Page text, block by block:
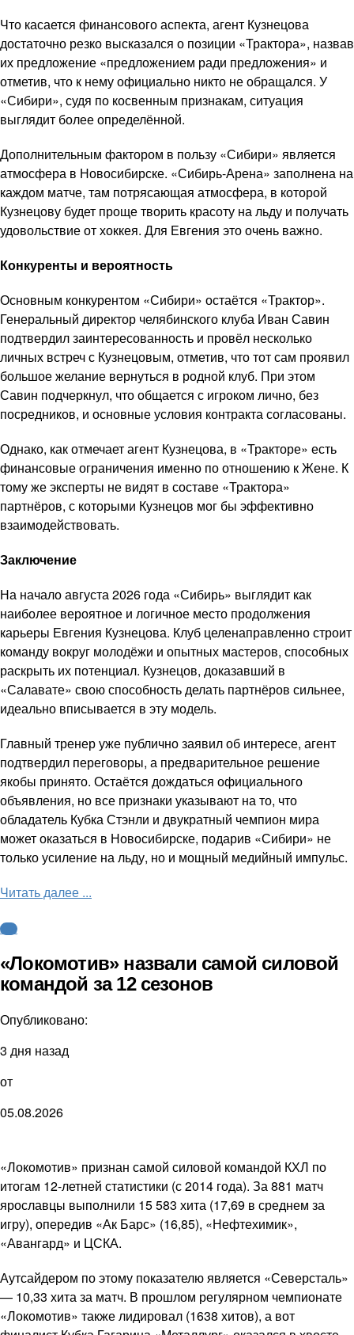
Что касается финансового аспекта, агент Кузнецова
достаточно резко высказался о позиции «Трактора», назвав
их предложение «предложением ради предложения» и
отметив, что к нему официально никто не обращался. У
«Сибири», судя по косвенным признакам, ситуация
выглядит более определённой.
Дополнительным фактором в пользу «Сибири» является
атмосфера в Новосибирске. «Сибирь-Арена» заполнена на
каждом матче, там потрясающая атмосфера, в которой
Кузнецову будет проще творить красоту на льду и получать
удовольствие от хоккея. Для Евгения это очень важно.
Конкуренты и вероятность
Основным конкурентом «Сибири» остаётся «Трактор».
Генеральный директор челябинского клуба Иван Савин
подтвердил заинтересованность и провёл несколько
личных встреч с Кузнецовым, отметив, что тот сам проявил
большое желание вернуться в родной клуб. При этом
Савин подчеркнул, что общается с игроком лично, без
посредников, и основные условия контракта согласованы.
Однако, как отмечает агент Кузнецова, в «Тракторе» есть
финансовые ограничения именно по отношению к Жене. К
тому же эксперты не видят в составе «Трактора»
партнёров, с которыми Кузнецов мог бы эффективно
взаимодействовать.
Заключение
На начало августа 2026 года «Сибирь» выглядит как
наиболее вероятное и логичное место продолжения
карьеры Евгения Кузнецова. Клуб целенаправленно строит
команду вокруг молодёжи и опытных мастеров, способных
раскрыть их потенциал. Кузнецов, доказавший в
«Салавате» свою способность делать партнёров сильнее,
идеально вписывается в эту модель.
Главный тренер уже публично заявил об интересе, агент
подтвердил переговоры, а предварительное решение
якобы принято. Остаётся дождаться официального
объявления, но все признаки указывают на то, что
обладатель Кубка Стэнли и двукратный чемпион мира
может оказаться в Новосибирске, подарив «Сибири» не
только усиление на льду, но и мощный медийный импульс.
Читать далее ...
КХЛ
«Локомотив» назвали самой силовой
командой за 12 сезонов
Опубликовано:
3 дня назад
от
05.08.2026
«Локомотив» признан самой силовой командой КХЛ по
итогам 12-летней статистики (с 2014 года). За 881 матч
ярославцы выполнили 15 583 хита (17,69 в среднем за
игру), опередив «Ак Барс» (16,85), «Нефтехимик»,
«Авангард» и ЦСКА.
Аутсайдером по этому показателю является «Северсталь»
— 10,33 хита за матч. В прошлом регулярном чемпионате
«Локомотив» также лидировал (1638 хитов), а вот